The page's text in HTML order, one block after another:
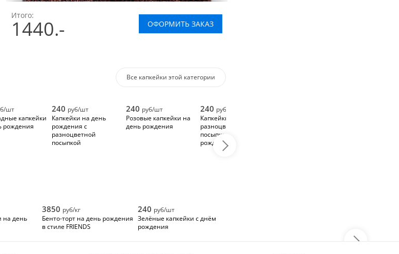
Итого:
1440.- ОФОРМИТЬ ЗАКАЗ
Все капкейки этой категории
шт
капкейки
рождения
240 руб/шт
Капкейки на день
рождения с
разноцветной
посыпкой
240 руб/шт
Розовые капкейки на
день рождения
240 руб/шт
Капкейки с кремом и
разноцветной
посыпкой на день
рождения
на день
3850 руб/кг
Бенто-торт на день рождения
в стиле FRIENDS
240 руб/шт
Зелёные капкейки с днём
рождения